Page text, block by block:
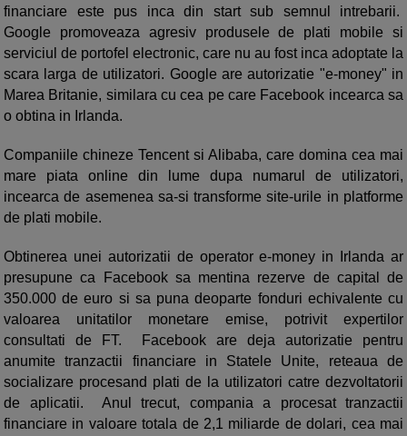
financiare este pus inca din start sub semnul intrebarii.
Google promoveaza agresiv produsele de plati mobile si
serviciul de portofel electronic, care nu au fost inca adoptate la
scara larga de utilizatori. Google are autorizatie "e-money" in
Marea Britanie, similara cu cea pe care Facebook incearca sa
o obtina in Irlanda.
Companiile chineze Tencent si Alibaba, care domina cea mai
mare piata online din lume dupa numarul de utilizatori,
incearca de asemenea sa-si transforme site-urile in platforme
de plati mobile.
Obtinerea unei autorizatii de operator e-money in Irlanda ar
presupune ca Facebook sa mentina rezerve de capital de
350.000 de euro si sa puna deoparte fonduri echivalente cu
valoarea unitatilor monetare emise, potrivit expertilor
consultati de FT. Facebook are deja autorizatie pentru
anumite tranzactii financiare in Statele Unite, reteaua de
socializare procesand plati de la utilizatori catre dezvoltatorii
de aplicatii. Anul trecut, compania a procesat tranzactii
financiare in valoare totala de 2,1 miliarde de dolari, cea mai